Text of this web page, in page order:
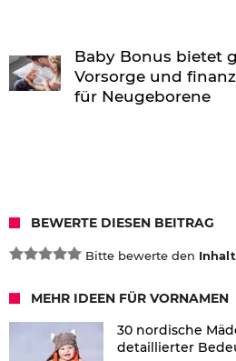
Baby Bonus bietet
Vorsorge und
für Neugeborene
BEWERTE DIESEN BEITRAG
Bitte bewerte den Inhalt
MEHR IDEEN FÜR VORNAMEN
30 nordische
detaillierter